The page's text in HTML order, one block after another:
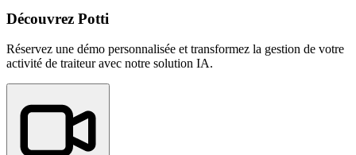
Découvrez Potti
Réservez une démo personnalisée et transformez la gestion de votre
activité de traiteur avec notre solution IA.